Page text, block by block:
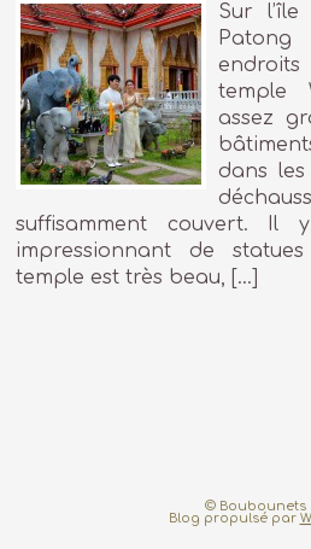
Sur
temple
assez
dans les
suffisamment couvert. Il
impressionnant de
temple est très beau, […]
© Boubounets
Blog propulsé par